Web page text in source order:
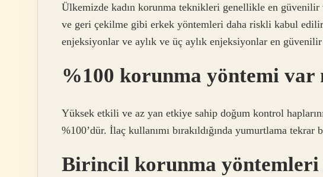
Ülkemizde kadın korunma teknikleri genellikle en
ve geri çekilme gibi erkek yöntemleri daha riskli kabul
enjeksiyonlar ve aylık ve üç aylık enjeksiyonlar en
%100 korunma yöntemi var
Yüksek etkili ve az yan etkiye sahip doğum kontrol
%100’dür. İlaç kullanımı bırakıldığında yumurtlama tekrar
Birincil korunma